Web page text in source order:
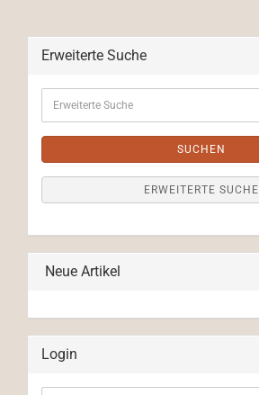
Erweiterte Suche
Suche
SUCHEN
ERWEITERTE SUCHE
Neue Artikel
Login